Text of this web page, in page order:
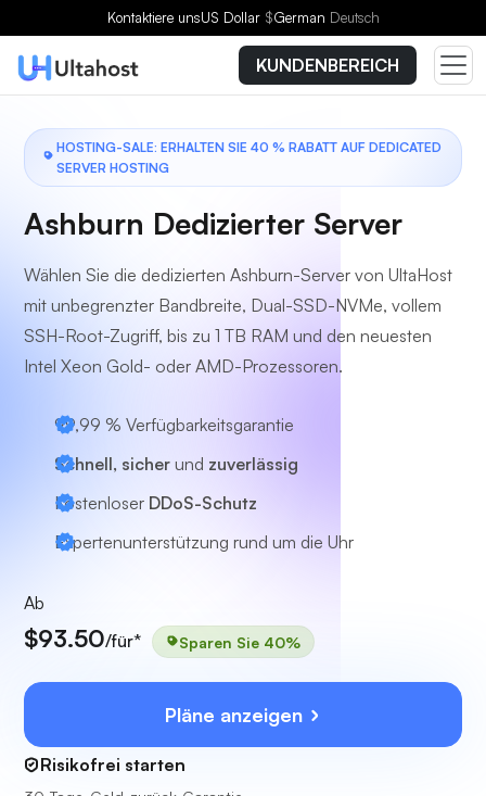
Kontaktiere unsUS Dollar $German Deutsch
KUNDENBEREICH
HOSTING-SALE: ERHALTEN SIE 40 % RABATT AUF DEDICATED
SERVER HOSTING
Ashburn Dedizierter Server
Wählen Sie die dedizierten Ashburn-Server von UltaHost
mit unbegrenzter Bandbreite, Dual-SSD-NVMe, vollem
SSH-Root-Zugriff, bis zu 1 TB RAM und den neuesten
Intel Xeon Gold- oder AMD-Prozessoren.
99,99 % Verfügbarkeitsgarantie
Schnell, sicher und zuverlässig
Kostenloser DDoS-Schutz
Expertenunterstützung rund um die Uhr
Ab
$93.50/für* Sparen Sie 40%
Pläne anzeigen
Risikofrei starten